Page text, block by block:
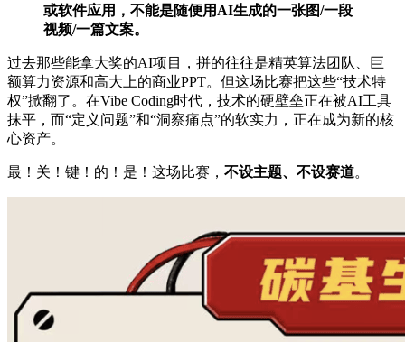
或软件应用，不能是随便用AI生成的一张图/一段
视频/一篇文案。
过去那些能拿大奖的AI项目，拼的往往是精英算法团队、巨
额算力资源和高大上的商业PPT。但这场比赛把这些“技术特
权”掀翻了。在Vibe Coding时代，技术的硬壁垒正在被AI工具
抹平，而“定义问题”和“洞察痛点”的软实力，正在成为新的核
心资产。
最！关！键！的！是！这场比赛， 不设主题、不设赛道。